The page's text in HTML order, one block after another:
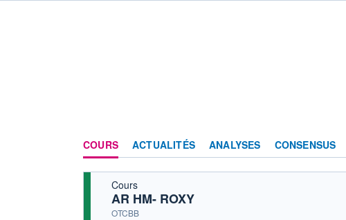
COURS ACTUALITÉS ANALYSES CONSENSUS
Cours
AR HM- ROXY
OTCBB